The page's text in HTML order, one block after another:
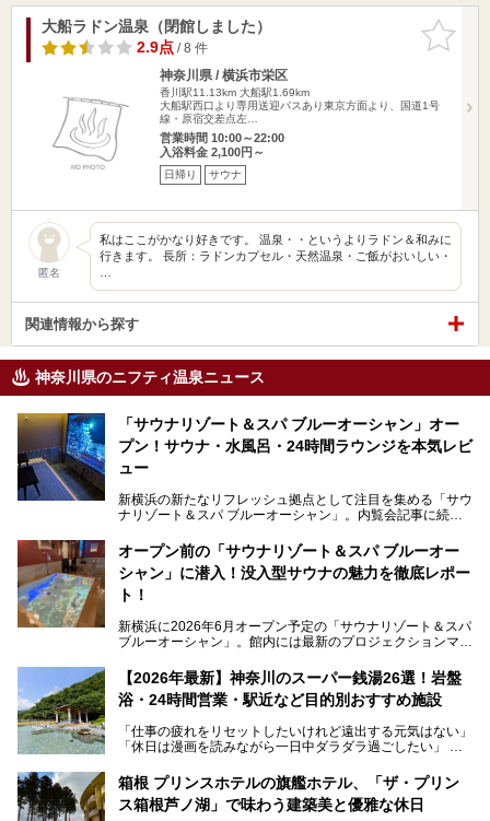
お気に入
りに追加
大船ラドン温泉（閉館しました）
2.9点/ 8 件
神奈川県 / 横浜市栄区
香川駅11.13km 大船駅1.69km
大船駅西口より専用送迎バスあり東京方面より、国道1号
線・原宿交差点左…
営業時間 10:00～22:00
入浴料金 2,100円～
日帰り サウナ
匿名
私はここがかなり好きです。 温泉・・というよりラドン＆和みに
行きます。 長所：ラドンカプセル・天然温泉・ご飯がおいしい・
関連情報から探す
神奈川県のニフティ温泉ニュース
「サウナリゾート＆スパ ブルーオーシャン」オー
プン！サウナ・水風呂・24時間ラウンジを本気レビ
ュー
新横浜の新たなリフレッシュ拠点として注目を集める「サウ
ナリゾート＆スパ ブルーオーシャン」。内覧会記事に続
す。サウナや水風呂の気持ちよさはもちろん、リラックスス
ペースの過ごしやすさまで徹底チェック。新横浜エリアで日
常の疲れをリセットしたい人、ライブやスポーツ観戦遠征組
は必見です。
オープン前の「サウナリゾート＆スパ ブルーオー
シャン」に潜入！没入型サウナの魅力を徹底レポー
ト！
新横浜に2026年6月オープン予定の「サウナリゾート＆スパ
ブルーオーシャン」。館内には最新のプロジェクションマッ
的な“没入感（イマーシブ）”を体験できます。
今回は、そんな大注目の施設に一足先にお邪魔し、その全貌
を見学させていただきました！
サウナ室の中に咲き誇る桜、魚たちが泳ぐ水風呂、そしてバ
リのビーチを思わせる休憩スペース…。驚きの連続だった館
内の様子をレポートします！
【2026年最新】神奈川のスーパー銭湯26選！岩盤
浴・24時間営業・駅近など目的別おすすめ施設
「仕事の疲れをリセットしたいけれど遠出する元気はない」
「休日は漫画を読みながら一日中ダラダラ過ごしたい」
たい」
そんな「癒やされたい」という願いを叶えてくれるのが、神
箱根 プリンスホテルの旗艦ホテル、「ザ・プリン
ス箱根芦ノ湖」で味わう建築美と優雅な休日